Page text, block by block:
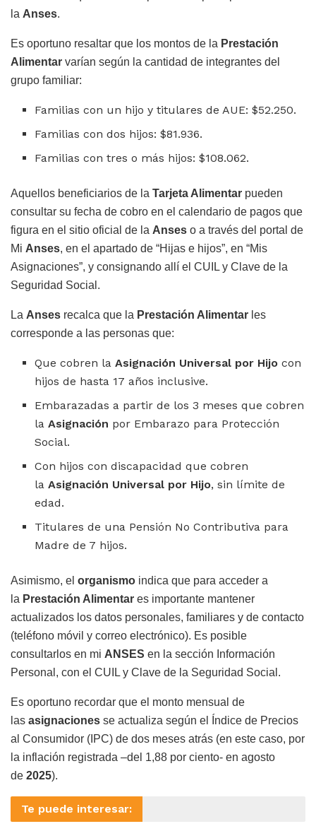
la Anses.
Es oportuno resaltar que los montos de la Prestación
Alimentar varían según la cantidad de integrantes del
grupo familiar:
Familias con un hijo y titulares de AUE: $52.250.
Familias con dos hijos: $81.936.
Familias con tres o más hijos: $108.062.
Aquellos beneficiarios de la Tarjeta Alimentar pueden
consultar su fecha de cobro en el calendario de pagos que
figura en el sitio oficial de la Anses o a través del portal de
Mi Anses, en el apartado de “Hijas e hijos”, en “Mis
Asignaciones”, y consignando allí el CUIL y Clave de la
Seguridad Social.
La Anses recalca que la Prestación Alimentar les
corresponde a las personas que:
Que cobren laAsignación Universal por Hijocon
hijos de hasta 17 años inclusive.
Embarazadas a partir de los 3 meses que cobren
laAsignación por Embarazo para Protección
Social.
Con hijos con discapacidad que cobren
laAsignación Universal por Hijo, sin límite de
edad.
Titulares de una Pensión No Contributiva para
Madre de 7 hijos.
Asimismo, el organismo indica que para acceder a
la Prestación Alimentar es importante mantener
actualizados los datos personales, familiares y de contacto
(teléfono móvil y correo electrónico). Es posible
consultarlos en mi ANSES en la sección Información
Personal, con el CUIL y Clave de la Seguridad Social.
Es oportuno recordar que el monto mensual de
las asignaciones se actualiza según el Índice de Precios
al Consumidor (IPC) de dos meses atrás (en este caso, por
la inflación registrada –del 1,88 por ciento- en agosto
de 2025).
Te puede interesar: